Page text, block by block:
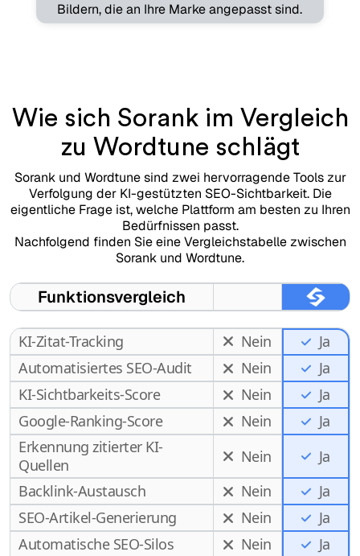
Bildern, die an Ihre Marke angepasst sind.
Wie sich Sorank im Vergleich
zu Wordtune schlägt
Sorank und Wordtune sind zwei hervorragende Tools zur
Verfolgung der KI-gestützten SEO-Sichtbarkeit. Die
eigentliche Frage ist, welche Plattform am besten zu Ihren
Bedürfnissen passt.
Nachfolgend finden Sie eine Vergleichstabelle zwischen
Sorank und Wordtune.
Funktionsvergleich
KI-Zitat-Tracking Nein
Ja
Automatisiertes SEO-Audit
Nein
Ja
KI-Sichtbarkeits-Score
Nein
Ja
Google-Ranking-Score
Nein
Ja
Erkennung zitierter KI-
Quellen
Nein
Ja
Backlink-Austausch
Nein
Ja
SEO-Artikel-Generierung
Nein
Ja
Automatische SEO-Silos
Nein
Ja